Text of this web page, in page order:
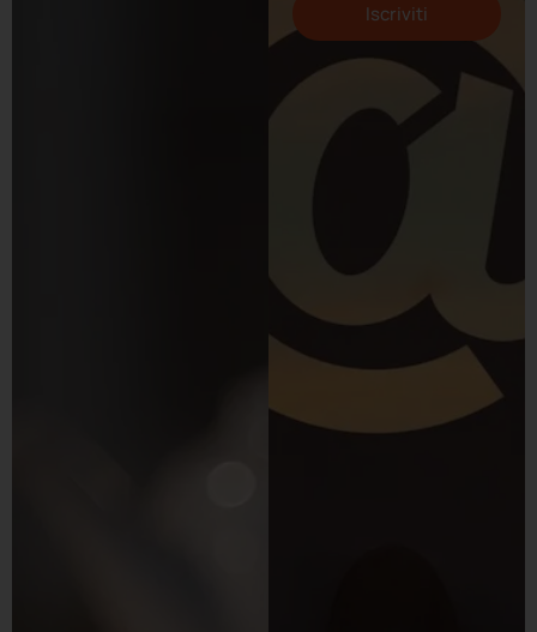
Iscriviti